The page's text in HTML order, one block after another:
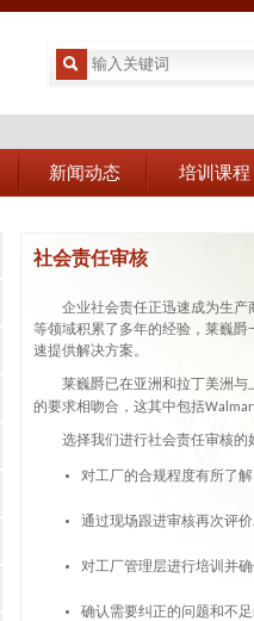
新闻动态 培训课程
社会责任审核
企业社会责任正迅速成为生产
等领域积累了多年的经验，莱巍
速提供解决方案。
莱巍爵已在亚洲和拉丁美洲与
的要求相吻合，这其中包括
选择我们进行社会责任审核的
对工厂的合规程度有所了解
通过现场跟进审核再次评
对工厂管理层进行培训并
确认需要纠正的问题和不